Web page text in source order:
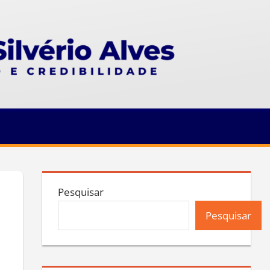
Pesquisar
Pesquisar